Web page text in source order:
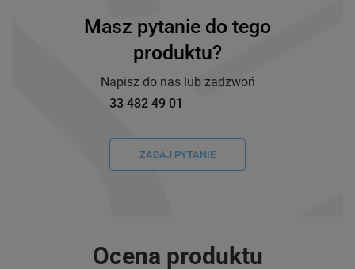
Masz pytanie do tego
produktu?
Napisz do nas lub zadzwoń
33 482 49 01
ZADAJ PYTANIE
Ocena produktu